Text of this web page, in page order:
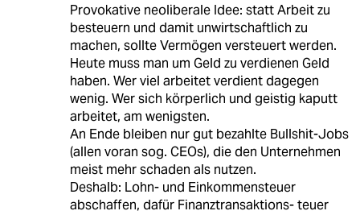
Provokative neoliberale Idee: statt Arbeit zu
besteuern und damit unwirtschaftlich zu
machen, sollte Vermögen versteuert werden.
Heute muss man um Geld zu verdienen Geld
haben. Wer viel arbeitet verdient dagegen
wenig. Wer sich körperlich und geistig kaputt
arbeitet, am wenigsten.
An Ende bleiben nur gut bezahlte Bullshit-Jobs
(allen voran sog. CEOs), die den Unternehmen
meist mehr schaden als nutzen.
Deshalb: Lohn- und Einkommensteuer
abschaffen, dafür Finanztransaktions- teuer